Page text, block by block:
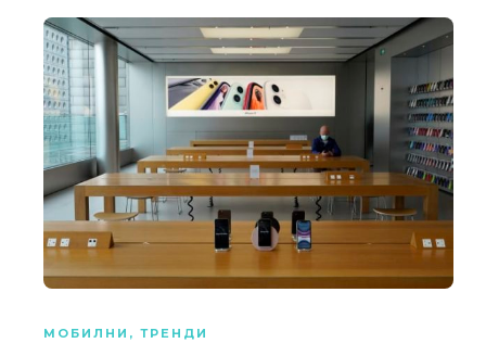
МОБИЛНИ , ТРЕНДИ